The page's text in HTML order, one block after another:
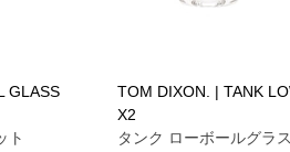
GLASS
ト
TOM DIXON. | TANK
X2
タンク ローボールグラ